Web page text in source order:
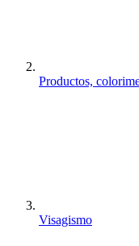
Productos,
Visagismo